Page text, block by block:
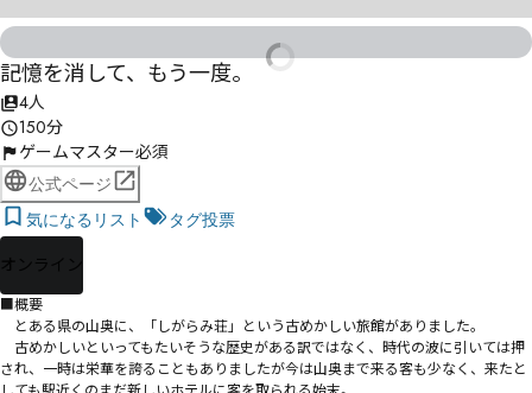
記憶を消して、もう一度。
4人
150分
ゲームマスター必須
公式ページ
気になるリスト
タグ投票
オンライン
■概要
とある県の山奥に、「しがらみ荘」という古めかしい旅館がありました。
古めかしいといってもたいそうな歴史がある訳ではなく、時代の波に引いては押
され、一時は栄華を誇ることもありましたが今は山奥まで来る客も少なく、来たと